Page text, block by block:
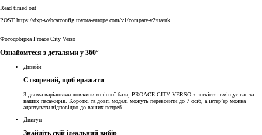
Read timed out
POST https://dxp-webcarconfig.toyota-europe.com/v1/compare-v2/ua/uk
Фотодобірка Proace City Verso
Ознайомтеся з деталями у 360°
Дизайн
Створений, щоб вражати
З двома варіантами довжини колісної бази, PROACE CITY VERSO з легкістю вміщує вас та
ваших пасажирів. Короткі та довгі моделі можуть перевозити до 7 осіб, а інтер’єр можна
адаптувати відповідно до ваших потреб.
Двигун
Знайдіть свій ідеальний вибір